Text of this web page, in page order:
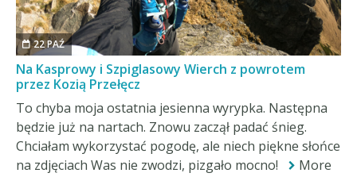
22 PAŹ
Na Kasprowy i Szpiglasowy Wierch z powrotem
przez Kozią Przełęcz
To chyba moja ostatnia jesienna wyrypka. Następna
będzie już na nartach. Znowu zaczął padać śnieg.
Chciałam wykorzystać pogodę, ale niech piękne słońce
na zdjęciach Was nie zwodzi, pizgało mocno!
More